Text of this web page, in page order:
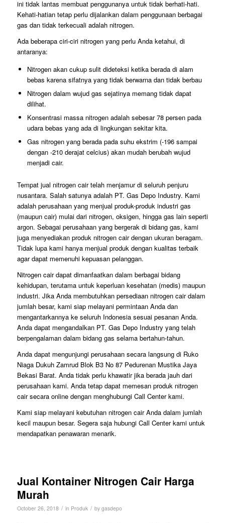
ini tidak lantas membuat penggunanya untuk tidak berhati-hati.
Kehati-hatian tetap perlu dijalankan dalam penggunaan berbagai
gas dan tidak terkecuali adalah nitrogen.
Ada beberapa ciri-ciri nitrogen yang perlu Anda ketahui, di
antaranya:
Nitrogen akan cukup sulit dideteksi ketika berada di alam
bebas karena sifatnya yang tidak berwarna dan tidak berbau
Nitrogen dalam wujud gas sejatinya memang tidak dapat
dilihat.
Konsentrasi massa nitrogen adalah sebesar 78 persen pada
udara bebas yang ada di lingkungan sekitar kita.
Gas nitrogen yang berada pada suhu ekstrim (-196 sampai
dengan -210 derajat celcius) akan mudah berubah wujud
menjadi cair.
Tempat jual nitrogen cair telah menjamur di seluruh penjuru
nusantara. Salah satunya adalah PT. Gas Depo Industry. Kami
adalah perusahaan yang menjual produk-produk industri gas
(maupun cair) mulai dari nitrogen, oksigen, hingga gas lain seperti
argon. Sebagai perusahaan yang bergerak di bidang gas, kami
juga menyediakan produk nitrogen cair dengan ukuran beragam.
Tidak lupa kami hanya menjual produk dengan kualitas terbaik
agar dapat memenuhi kepuasan pelanggan.
Nitrogen cair dapat dimanfaatkan dalam berbagai bidang
kehidupan, terutama untuk keperluan kesehatan (medis) maupun
industri. Jika Anda membutuhkan persediaan nitrogen cair dalam
jumlah besar, kami siap melayani permintaan Anda dan
mengantarkannya ke seluruh Indonesia sesuai pesanan Anda.
Anda dapat mengandalkan PT. Gas Depo Industry yang telah
berpengalaman dalam bidang gas selama bertahun-tahun.
Anda dapat mengunjungi perusahaan secara langsung di Ruko
Niaga Dukuh Zamrud Blok B3 No 87 Pedurenan Mustika Jaya
Bekasi Barat. Anda tidak perlu khawatir jika berada jauh dari
perusahaan kami. Anda tetap dapat memesan produk nitrogen
cair secara online dengan menghubungi Call Center kami.
Kami siap melayani kebutuhan nitrogen cair Anda dalam jumlah
kecil maupun besar. Segera saja hubungi Call Center kami untuk
mendapatkan penawaran menarik.
Jual Kontainer Nitrogen Cair Harga
Murah
October 26, 2018 / in Produk / by gasdepo